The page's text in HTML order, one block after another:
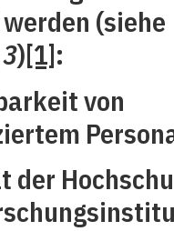
(siehe
)[1]:
von
der